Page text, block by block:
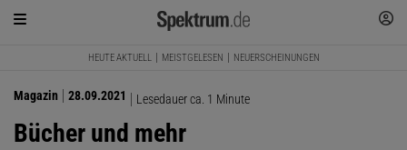
HEUTE AKTUELL MEISTGELESEN NEUERSCHEINUNGEN
Magazin 28.09.2021 Lesedauer ca. 1 Minute
Bücher und mehr